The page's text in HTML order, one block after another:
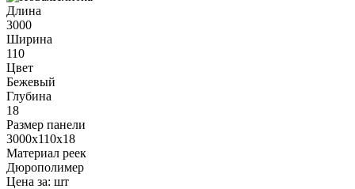
Длина
3000
Ширина
110
Цвет
Бежевый
Глубина
18
Размер панели
3000x110x18
Материал реек
Дюрополимер
Цена за: шт